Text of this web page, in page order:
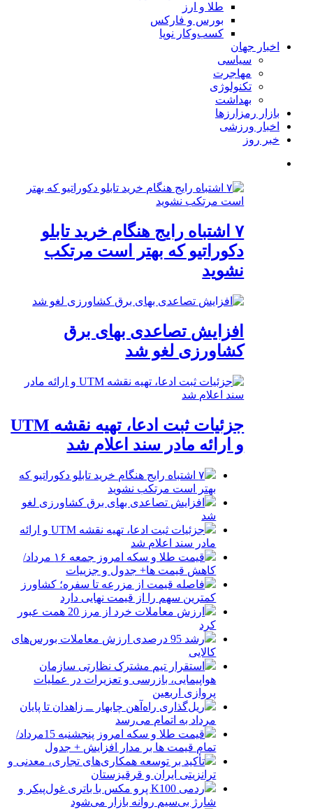
طلا و ارز
بورس و فارکس
کسب‌وکار نوپا
اخبار جهان
سیاسی
مهاجرت
تکنولوژی
بهداشت
بازار رمزارزها
اخبار ورزشی
خبر روز
۷ اشتباه رایج هنگام خرید تابلو
دکوراتیو که بهتر است مرتکب
نشوید
افزایش تصاعدی بهای برق
کشاورزی لغو شد
جزئیات ثبت ادعا، تهیه نقشه UTM
و ارائه مادر سند اعلام شد
۷ اشتباه رایج هنگام خرید تابلو دکوراتیو که
بهتر است مرتکب نشوید
افزایش تصاعدی بهای برق کشاورزی لغو
شد
جزئیات ثبت ادعا، تهیه نقشه UTM و ارائه
مادر سند اعلام شد
قیمت طلا و سکه امروز جمعه ۱۶ مرداد/
کاهش قیمت ها+ جدول و جزییات
فاصله قیمت از مزرعه تا سفره؛ کشاورز
کمترین سهم را از قیمت نهایی دارد
ارزش معاملات خرد از مرز 20 همت عبور
کرد
رشد 95 درصدی ارزش معاملات بورس‌های
کالایی
استقرار تیم مشترک نظارتی سازمان
هواپیمایی، بازرسی و تعزیرات در عملیات
پروازی اربعین
ریل‌گذاری راه‌آهن چابهار ــ زاهدان تا پایان
مرداد به اتمام می‌رسد
قیمت طلا و سکه امروز پنجشنبه 15مرداد/
تمام قیمت ها بر مدار افزایش + جدول
تأکید بر توسعه همکاری‌های تجاری، معدنی و
ترانزیتی ایران و قرقیزستان
ردمی K100 پرو مکس با باتری غول‌پیکر و
شارژ بی‌سیم روانه بازار می‌شود